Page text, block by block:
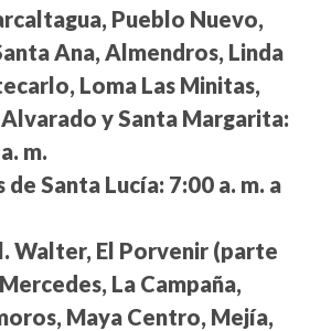
Pueblo Nuevo,
Ana, Almendros, Linda
Loma Las Minitas,
y Santa Margarita:
m.
de Santa Lucía: 7:00 a. m. a
Walter, El Porvenir (parte
La Campaña,
Maya Centro, Mejía,